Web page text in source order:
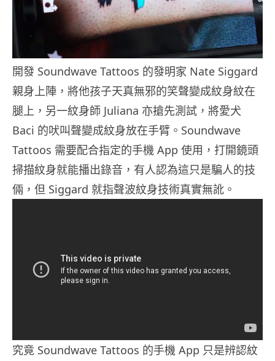
開發 Soundwave Tattoos 的發明家 Nate Siggard
親身上陣，將他孩子天真無邪的笑聲變成紋身紋在
腿上，另一紋身師 Juliana 亦搶先測試，將愛犬
Baci 的吠叫聲變成紋身放在手臂。Soundwave
Tattoos 需要配合指定的手機 App 使用，打開鏡頭
掃描紋身就能播出錄音，有人認為這只是騙人的技
倆，但 Siggard 就指聲波紋身技術真實無訛。
究竟 Soundwave Tattoos 的手機 App 只是辨認紋